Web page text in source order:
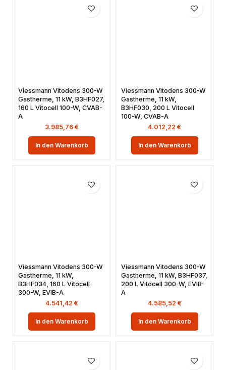
Viessmann Vitodens 300-W
Gastherme, 11 kW, B3HF027,
160 L Vitocell 100-W, CVAB-
A
3.985,76 €
In den Warenkorb
Viessmann Vitodens 300-W
Gastherme, 11 kW,
B3HF030, 200 L Vitocell
100-W, CVAB-A
4.012,22 €
In den Warenkorb
Viessmann Vitodens 300-W
Gastherme, 11 kW,
B3HF034, 160 L Vitocell
300-W, EVIB-A
4.541,42 €
In den Warenkorb
Viessmann Vitodens 300-W
Gastherme, 11 kW, B3HF037,
200 L Vitocell 300-W, EVIB-
A
4.585,52 €
In den Warenkorb